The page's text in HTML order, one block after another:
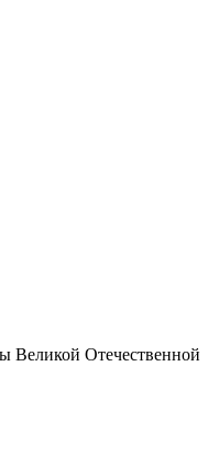
Великой Отечественной